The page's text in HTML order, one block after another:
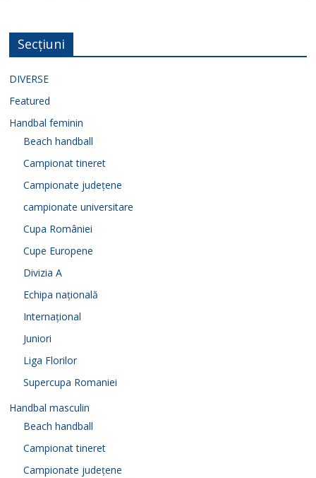
Secțiuni
DIVERSE
Featured
Handbal feminin
Beach handball
Campionat tineret
Campionate județene
campionate universitare
Cupa României
Cupe Europene
Divizia A
Echipa națională
Internațional
Juniori
Liga Florilor
Supercupa Romaniei
Handbal masculin
Beach handball
Campionat tineret
Campionate județene